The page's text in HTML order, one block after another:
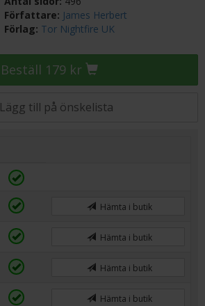
Författare: James Herbert
Förlag: Tor Nightfire UK
Beställ 179 kr
Lägg till på önskelista
Hämta i butik
Hämta i butik
Hämta i butik
Hämta i butik